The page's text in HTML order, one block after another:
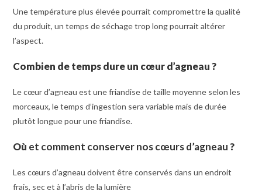
Une température plus élevée pourrait compromettre la qualité
du produit, un temps de séchage trop long pourrait altérer
l’aspect.
Combien de tempsdure un cœur d’agneau?
Le cœur d’agneau est une friandise de taille moyenne selon les
morceaux, le temps d’ingestion sera variable mais de durée
plutôt longue pour une friandise.
Où et comment conserver nos cœurs d’agneau?
Les cœurs d’agneau doivent être conservés dans un endroit
frais, sec et à l’abris de la lumière